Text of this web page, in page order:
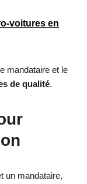
voitures en
mandataire et le
de qualité.
un mandataire,